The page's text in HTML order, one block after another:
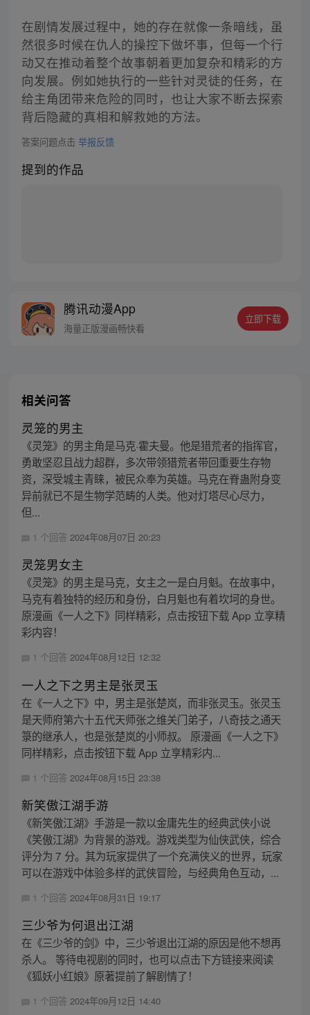
在剧情发展过程中，她的存在就像一条暗线，虽
然很多时候在仇人的操控下做坏事，但每一个行
动又在推动着整个故事朝着更加复杂和精彩的方
向发展。例如她执行的一些针对灵徒的任务，在
给主角团带来危险的同时，也让大家不断去探索
背后隐藏的真相和解救她的方法。
答案问题点击 举报反馈
提到的作品
腾讯动漫App
海量正版漫画畅快看
立即下载
相关问答
灵笼的男主
《灵笼》的男主角是马克·霍夫曼。他是猎荒者的指挥官，
勇敢坚忍且战力超群，多次带领猎荒者带回重要生存物
资，深受城主青睐，被民众奉为英雄。马克在脊蛊附身变
异前就已不是生物学范畴的人类。他对灯塔尽心尽力，
但...
1 个回答 2024年08月07日 20:23
灵笼男女主
《灵笼》的男主是马克，女主之一是白月魁。在故事中，
马克有着独特的经历和身份，白月魁也有着坎坷的身世。
原漫画《一人之下》同样精彩，点击按钮下载 App 立享精
彩内容！
1 个回答 2024年08月12日 12:32
一人之下之男主是张灵玉
在《一人之下》中，男主是张楚岚，而非张灵玉。张灵玉
是天师府第六十五代天师张之维关门弟子，八奇技之通天
箓的继承人，也是张楚岚的小师叔。 原漫画《一人之下》
同样精彩，点击按钮下载 App 立享精彩内...
1 个回答 2024年08月15日 23:38
新笑傲江湖手游
《新笑傲江湖》手游是一款以金庸先生的经典武侠小说
《笑傲江湖》为背景的游戏。游戏类型为仙侠武侠，综合
评分为 7 分。其为玩家提供了一个充满侠义的世界，玩家
可以在游戏中体验多样的武侠冒险，与经典角色互动，...
1 个回答 2024年08月31日 19:17
三少爷为何退出江湖
在《三少爷的剑》中，三少爷退出江湖的原因是他不想再
杀人。 等待电视剧的同时，也可以点击下方链接来阅读
《狐妖小红娘》原著提前了解剧情了！
1 个回答 2024年09月12日 14:40